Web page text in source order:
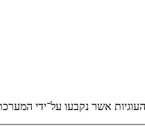
אשר נקבעו על־ידי